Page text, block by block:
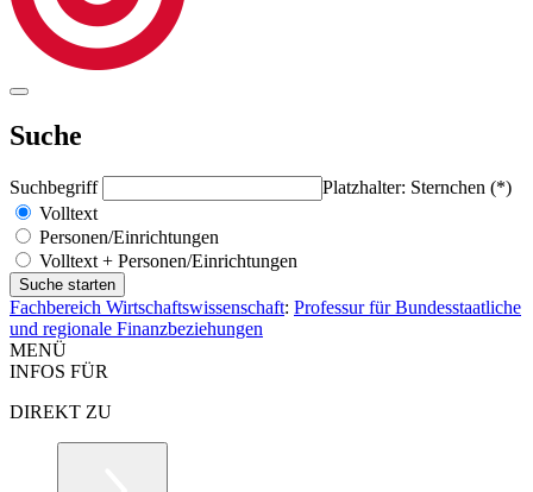
Suche
Suchbegriff
Platzhalter: Sternchen (*)
Volltext
Personen/Einrichtungen
Volltext + Personen/Einrichtungen
Fachbereich Wirtschaftswissenschaft: Professur für Bundesstaatliche
und regionale Finanzbeziehungen
MENÜ
INFOS FÜR
DIREKT ZU